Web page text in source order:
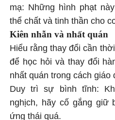
mạ: Những hình phạt
thể chất và tinh thần cho
Kiên nhẫn và nhất quán
Hiểu rằng thay đổi cần
để học hỏi và thay đổi
nhất quán trong cách giáo
Duy trì sự bình tĩnh:
nghịch, hãy cố gắng giữ
ứng thái quá.